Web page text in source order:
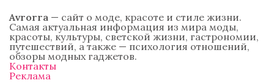
Avrorra — сайт о моде, красоте и стиле жизни.
Самая актуальная информация из мира моды,
красоты, культуры, светской жизни, гастрономии,
путешествий, а также — психология отношений,
обзоры модных гаджетов.
Контакты
Реклама